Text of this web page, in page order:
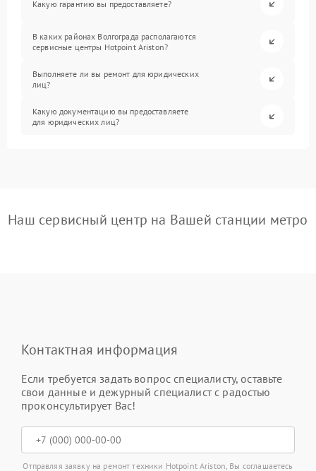
Какую гарантию вы предоставляете?
В каких районах Волгограда располагаются
сервисные центры Hotpoint Ariston?
Выполняете ли вы ремонт для юридических
лиц?
Какую документацию вы предоставляете
для юридических лиц?
Наш сервисный центр на Вашей станции метро
Контактная информация
Если требуется задать вопрос специалисту, оставьте
свои данные и дежурный специалист с радостью
проконсультирует Вас!
Отправляя заявку на ремонт техники Hotpoint Ariston, Вы соглашаетесь